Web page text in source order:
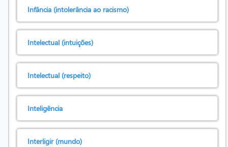
Infância (intolerância ao racismo)
Intelectual (intuições)
Intelectual (respeito)
Inteligência
Interligir (mundo)